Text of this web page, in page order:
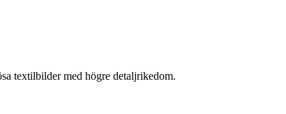
textilbilder med högre detaljrikedom.